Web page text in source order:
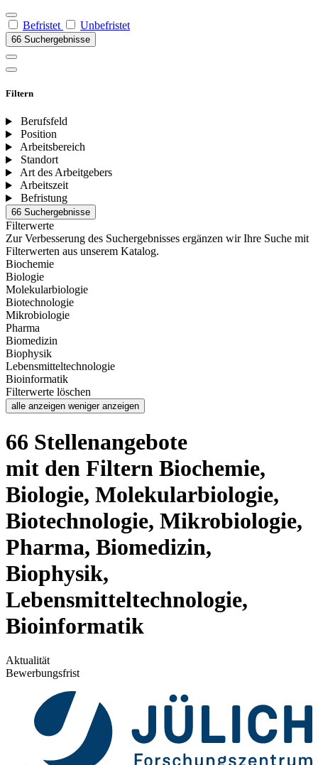
Befristet Unbefristet
66 Suchergebnisse
Filtern
Berufsfeld
Position
Arbeitsbereich
Standort
Art des Arbeitgebers
Arbeitszeit
Befristung
66 Suchergebnisse
Filterwerte
Zur Verbesserung des Suchergebnisses ergänzen wir Ihre Suche mit
Filterwerten aus unserem Katalog.
Biochemie
Biologie
Molekularbiologie
Biotechnologie
Mikrobiologie
Pharma
Biomedizin
Biophysik
Lebensmitteltechnologie
Bioinformatik
Filterwerte löschen
alle anzeigen weniger anzeigen
66 Stellenangebote
mit den Filtern Biochemie,
Biologie, Molekularbiologie,
Biotechnologie, Mikrobiologie,
Pharma, Biomedizin,
Biophysik,
Lebensmitteltechnologie,
Bioinformatik
Aktualität
Bewerbungsfrist